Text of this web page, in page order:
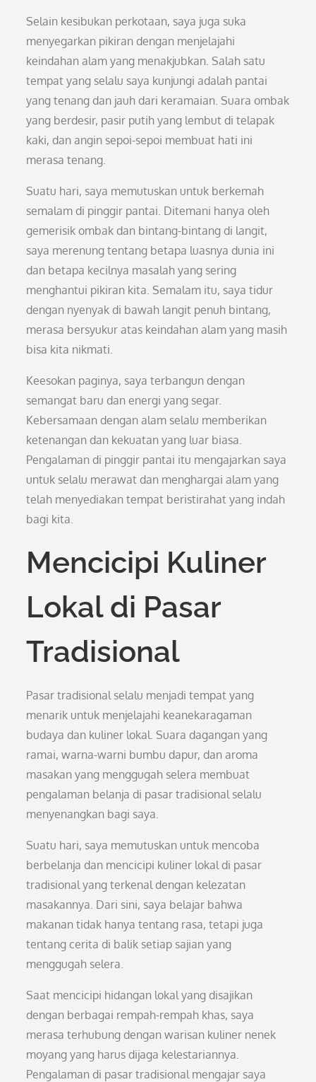
Selain kesibukan perkotaan, saya juga suka
menyegarkan pikiran dengan menjelajahi
keindahan alam yang menakjubkan. Salah satu
tempat yang selalu saya kunjungi adalah pantai
yang tenang dan jauh dari keramaian. Suara ombak
yang berdesir, pasir putih yang lembut di telapak
kaki, dan angin sepoi-sepoi membuat hati ini
merasa tenang.
Suatu hari, saya memutuskan untuk berkemah
semalam di pinggir pantai. Ditemani hanya oleh
gemerisik ombak dan bintang-bintang di langit,
saya merenung tentang betapa luasnya dunia ini
dan betapa kecilnya masalah yang sering
menghantui pikiran kita. Semalam itu, saya tidur
dengan nyenyak di bawah langit penuh bintang,
merasa bersyukur atas keindahan alam yang masih
bisa kita nikmati.
Keesokan paginya, saya terbangun dengan
semangat baru dan energi yang segar.
Kebersamaan dengan alam selalu memberikan
ketenangan dan kekuatan yang luar biasa.
Pengalaman di pinggir pantai itu mengajarkan saya
untuk selalu merawat dan menghargai alam yang
telah menyediakan tempat beristirahat yang indah
bagi kita.
Mencicipi Kuliner
Lokal di Pasar
Tradisional
Pasar tradisional selalu menjadi tempat yang
menarik untuk menjelajahi keanekaragaman
budaya dan kuliner lokal. Suara dagangan yang
ramai, warna-warni bumbu dapur, dan aroma
masakan yang menggugah selera membuat
pengalaman belanja di pasar tradisional selalu
menyenangkan bagi saya.
Suatu hari, saya memutuskan untuk mencoba
berbelanja dan mencicipi kuliner lokal di pasar
tradisional yang terkenal dengan kelezatan
masakannya. Dari sini, saya belajar bahwa
makanan tidak hanya tentang rasa, tetapi juga
tentang cerita di balik setiap sajian yang
menggugah selera.
Saat mencicipi hidangan lokal yang disajikan
dengan berbagai rempah-rempah khas, saya
merasa terhubung dengan warisan kuliner nenek
moyang yang harus dijaga kelestariannya.
Pengalaman di pasar tradisional mengajar saya